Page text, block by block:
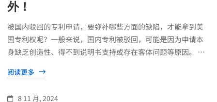
外！
被国内驳回的专利申请，要弥补哪些方面的缺陷，才能拿到美
国专利权呢？一般来说，国内专利被驳回，可能是因为申请本
身缺乏创造性、得不到说明书支持或存在客体问题等原因。 …
阅读更多
8 11 月, 2024